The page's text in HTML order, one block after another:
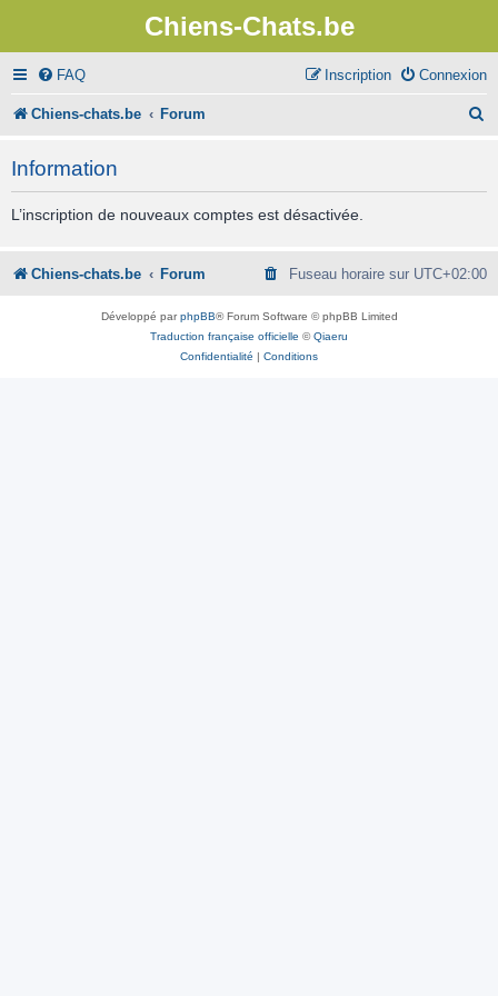
Chiens-Chats.be
FAQ Connexion
Inscription
Chiens-chats.be Forum
r
Information
L’inscription de nouveaux comptes est désactivée.
Chiens-chats.be Forum Fuseau horaire sur UTC+02:00
Développé parphpBB® Forum Software © phpBB Limited
Traduction française officielle ©Qiaeru
Confidentialité | Conditions